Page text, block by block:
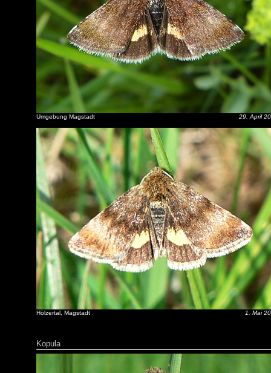
Umgebung Magstadt 29. April
Hölzertal, Magstadt 1. Mai
Kopula